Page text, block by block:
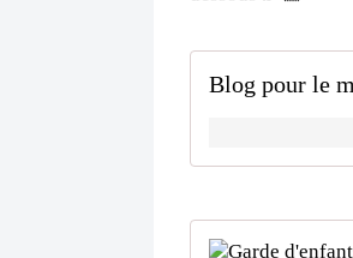
Blog pour le